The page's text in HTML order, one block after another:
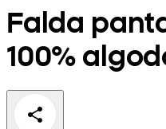
Falda
100%